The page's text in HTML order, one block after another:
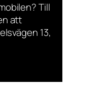
Till
att
13,